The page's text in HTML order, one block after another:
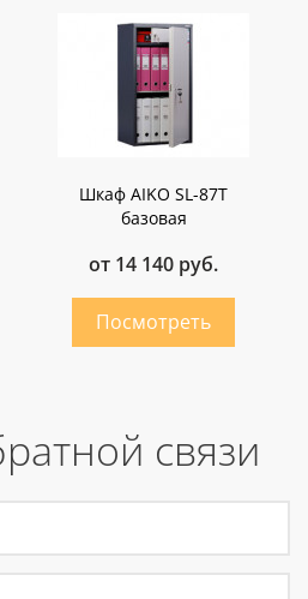
Шкаф AIKO SL-87Т
базовая
от 14 140 руб.
связи